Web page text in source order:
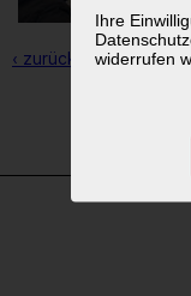
Ihre
widerrufen
‹ zurück zur Übersicht